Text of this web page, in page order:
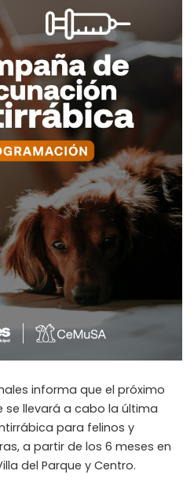
informa que el próximo
llevará a cabo la última
para felinos y
a partir de los 6 meses en
del Parque y Centro.